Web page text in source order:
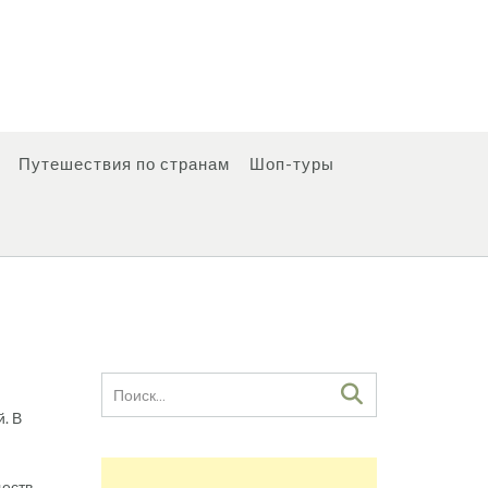
Путешествия по странам Шоп-туры
В